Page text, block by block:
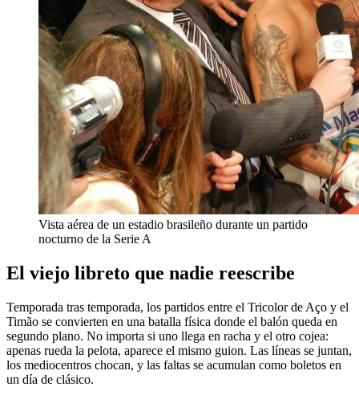
Vista aérea de un estadio brasileño durante un partido
nocturno de la Serie A
El viejo libreto que nadie reescribe
Temporada tras temporada, los partidos entre el Tricolor de Aço y el
Timão se convierten en una batalla física donde el balón queda en
segundo plano. No importa si uno llega en racha y el otro cojea:
apenas rueda la pelota, aparece el mismo guion. Las líneas se juntan,
los mediocentros chocan, y las faltas se acumulan como boletos en
un día de clásico.